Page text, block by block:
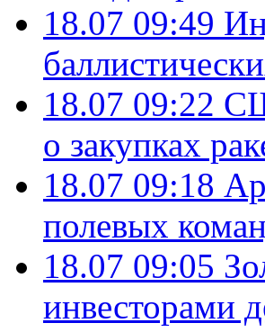
18.07 09:49
18.07 09:22
о закупках
18.07 09:18
полевых
18.07 09:05